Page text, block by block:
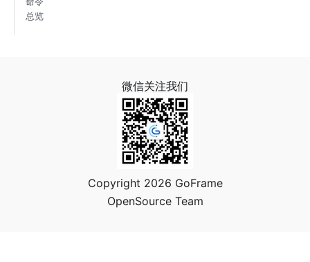
总览
微信关注我们
Copyright 2026 GoFrame
OpenSource Team